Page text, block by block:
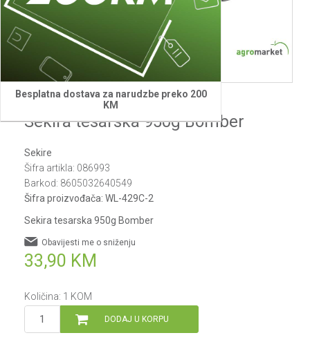
Besplatna dostava za narudzbe preko 200
KM
1 2 4 5
Bomber
Sekira tesarska 950g Bomber
Sekire
Šifra artikla: 086993
Barkod: 8605032640549
Šifra proizvođača: WL-429C-2
Sekira tesarska 950g Bomber
33,90 KM
Obavijesti me o sniženju
Količina: 1 KOM
DODAJ U KORPU